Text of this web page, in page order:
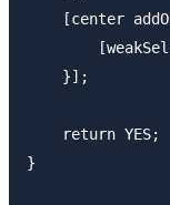
[center
    }];
    return YES;
}